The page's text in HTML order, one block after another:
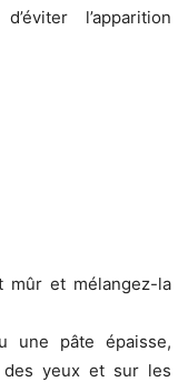
l’apparition
mûr et mélangez-la
une pâte épaisse,
yeux et sur les